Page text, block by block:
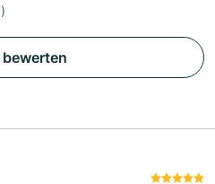
bewerten